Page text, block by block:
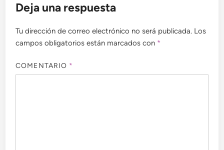
Deja una respuesta
Tu dirección de correo electrónico no será publicada. Los
campos obligatorios están marcados con *
COMENTARIO *